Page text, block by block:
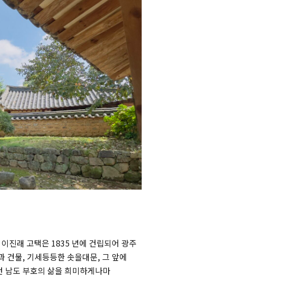
진래 고택은 1835 년에 건립되어 광주
건물, 기세등등한 솟을대문, 그 앞에
남도 부호의 삶을 희미하게나마